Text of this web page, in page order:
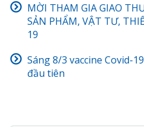
MỜI THAM GIA GIAO
SẢN PHẨM, VẬT TƯ,
19
Sáng 8/3 vaccine Covid-
đầu tiên